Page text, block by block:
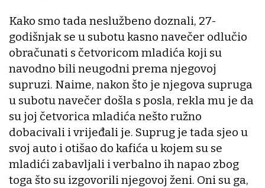
Kako smo tada neslužbeno doznali, 27-
godišnjak se u subotu kasno navečer odlučio
obračunati s četvoricom mladića koji su
navodno bili neugodni prema njegovoj
supruzi. Naime, nakon što je njegova supruga
u subotu navečer došla s posla, rekla mu je da
su joj četvorica mladića nešto ružno
dobacivali i vrijeđali je. Suprug je tada sjeo u
svoj auto i otišao do kafića u kojem su se
mladići zabavljali i verbalno ih napao zbog
toga što su izgovorili njegovoj ženi. Oni su ga,